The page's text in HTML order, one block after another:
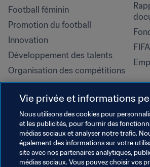
Football féminin
Promotion du football
Innovation
Développement des talents
Organisation des compétitions
Développement durable
Droits de l'homme et lutte contre
la discrimination
Santé et médical
Initiatives en matière de
formation
Vie privée et informations
Nous utilisons des cookies pour
et les publicités, pour fournir des
médias sociaux et analyser notre trafic.
également des informations sur votre
site avec nos partenaires analytiques,
médias sociaux. Vous pouvez choisir vos